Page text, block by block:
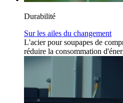
Durabilité
Sur les ailes du changement
L'acier pour soupapes de
réduire la consommation